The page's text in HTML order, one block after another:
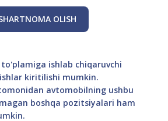
OLISH
ishlab chiqaruvchi
kiritilishi mumkin.
avtomobilning ushbu
boshqa pozitsiyalari ham